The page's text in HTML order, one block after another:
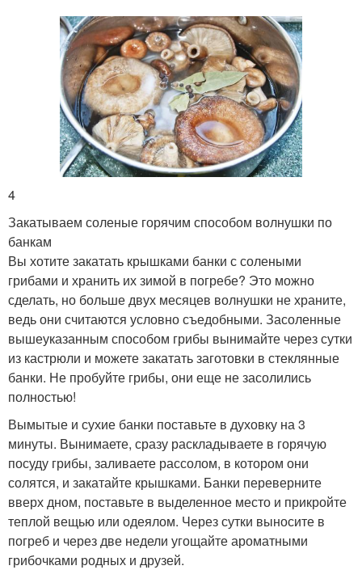
4
Закатываем соленые горячим способом волнушки по
банкам
Вы хотите закатать крышками банки с солеными
грибами и хранить их зимой в погребе? Это можно
сделать, но больше двух месяцев волнушки не храните,
ведь они считаются условно съедобными. Засоленные
вышеуказанным способом грибы вынимайте через сутки
из кастрюли и можете закатать заготовки в стеклянные
банки. Не пробуйте грибы, они еще не засолились
полностью!
Вымытые и сухие банки поставьте в духовку на 3
минуты. Вынимаете, сразу раскладываете в горячую
посуду грибы, заливаете рассолом, в котором они
солятся, и закатайте крышками. Банки переверните
вверх дном, поставьте в выделенное место и прикройте
теплой вещью или одеялом. Через сутки выносите в
погреб и через две недели угощайте ароматными
грибочками родных и друзей.